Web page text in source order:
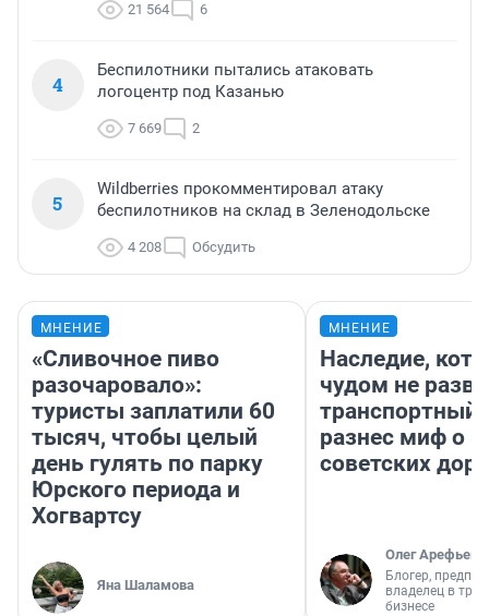
21 564 6
4
Беспилотники пытались атаковать
логоцентр под Казанью
7 669 2
5
Wildberries прокомментировал атаку
беспилотников на склад в Зеленодольске
4 208 Обсудить
МНЕНИЕ
«Сливочное пиво
разочаровало»:
туристы заплатили 60
тысяч, чтобы целый
день гулять по парку
Юрского периода и
Хогвартсу
Яна Шаламова
МНЕНИЕ
Наследие,
чудом не
транспортный
разнес миф о
советских
Олег Арефьев
Блогер,
владелец в
бизнесе